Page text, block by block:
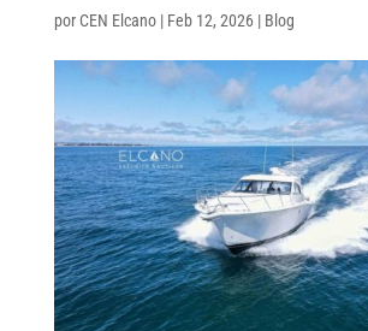
por CEN Elcano| Feb 12, 2026| Blog